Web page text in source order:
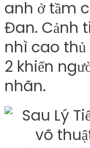
anh ở tầm
Đan. Cảnh
nhì cao
2 khiến
nhãn.